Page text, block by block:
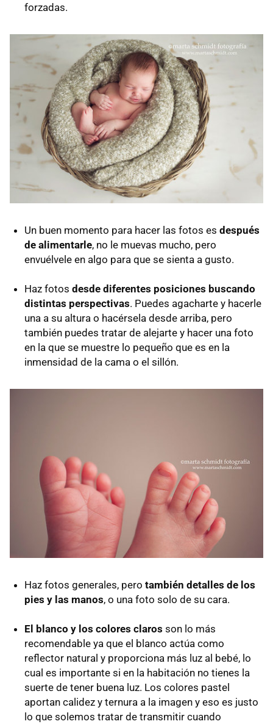
forzadas.
Un buen momento para hacer las fotos es después
de alimentarle, no le muevas mucho, pero
envuélvele en algo para que se sienta a gusto.
Haz fotos desde diferentes posiciones buscando
distintas perspectivas. Puedes agacharte y hacerle
una a su altura o hacérsela desde arriba, pero
también puedes tratar de alejarte y hacer una foto
en la que se muestre lo pequeño que es en la
inmensidad de la cama o el sillón.
Haz fotos generales, pero también detalles de los
pies y las manos, o una foto solo de su cara.
El blanco y los colores claros son lo más
recomendable ya que el blanco actúa como
reflector natural y proporciona más luz al bebé, lo
cual es importante si en la habitación no tienes la
suerte de tener buena luz. Los colores pastel
aportan calidez y ternura a la imagen y eso es justo
lo que solemos tratar de transmitir cuando